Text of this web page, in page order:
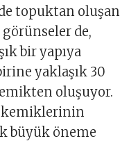
topuktan oluşan
de,
bir yapıya
yaklaşık 30
oluşuyor.
kemiklerinin
büyük öneme